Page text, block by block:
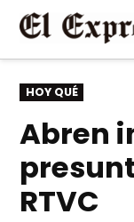
Saltar
contenido
PUBLICADO
EN
HOY QUÉ
Abren
RTVC